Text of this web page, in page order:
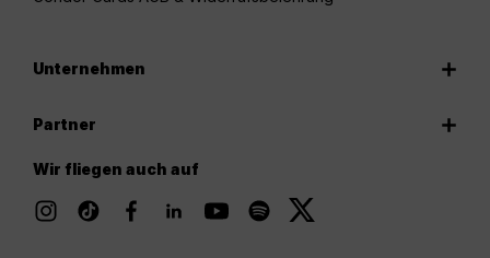
Unternehmen
Partner
Wir fliegen auch auf